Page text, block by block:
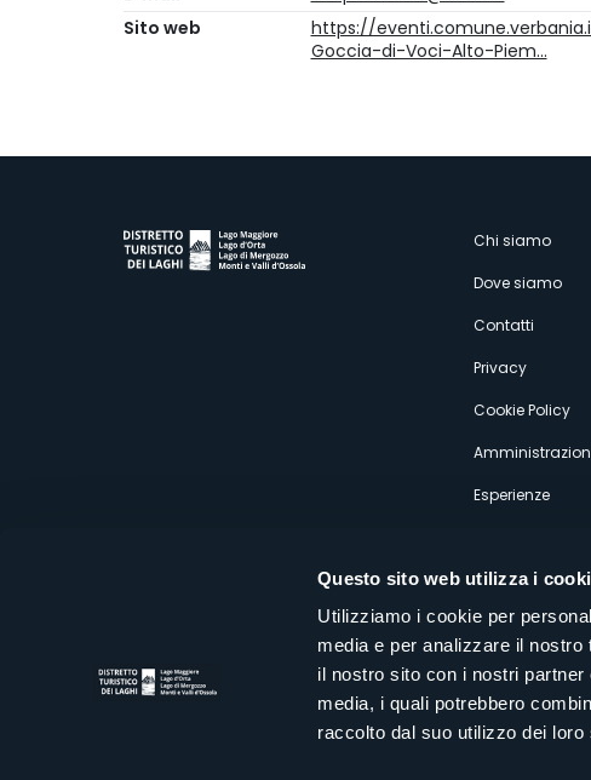
Questo sito web utilizza i
Utilizziamo i cookie per
media e per analizzare il
il nostro sito con i nostri
media, i quali potrebbero
raccolto dal suo utilizzo dei loro
Sito web
https://
Goccia-di-Voci-Alto-Piem…
Chi siamo
Dove siamo
Contatti
Privacy
Cookie Policy
Esperienze
Distretto Turistico dei Laghi Scrl
Sede legale e operativa: Corso Italia 26 - 28838 Stresa VB - Italy
infoturismo@distrettolaghi.itedistrettolaghi@legalmail.it